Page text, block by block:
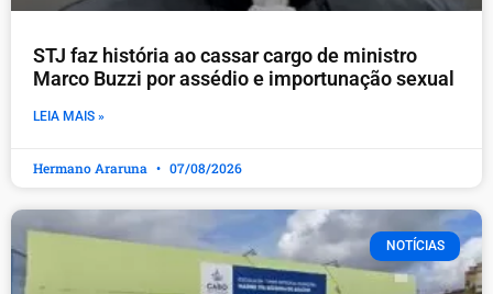
STJ faz história ao cassar cargo de ministro
Marco Buzzi por assédio e importunação sexual
LEIA MAIS »
Hermano Araruna 07/08/2026
NOTÍCIAS